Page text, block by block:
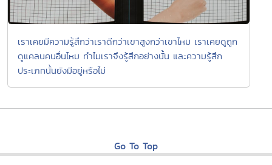
เราเคยมีความรู้สึกว่าเราดีกว่าเขาสูงกว่าเขาไหม เราเคยดูถูก
ดูแคลนคนอื่นไหม ทำไมเราจึงรู้สึกอย่างนั้น และความรู้สึก
ประเภทนั้นยังมีอยู่หรือไม่
Go To Top